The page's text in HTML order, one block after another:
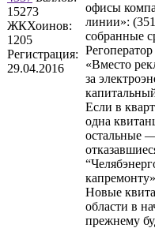
15273
ЖКХоинов:
1205
Регистрация:
29.04.2016
офисы
линии»:
собранные
«Вместо
за
Если в
одна
остальные
Новые
области в
прежнему